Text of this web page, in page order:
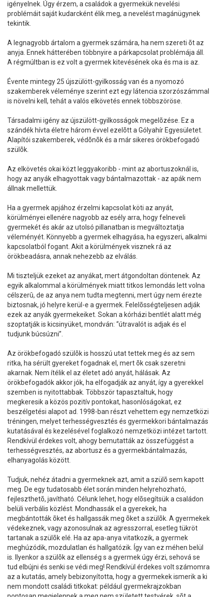
igényelnek. Úgy érzem, a családok a gyermekük nevelési
problémáit saját kudarcként élik meg, a nevelést magánügynek
tekintik.
A legnagyobb ártalom a gyermek számára, ha nem szereti õt az
anyja. Ennek hátterében többnyire a párkapcsolat problémája áll.
A régmúltban is ez volt a gyermek kitevésének oka és ma is az.
Évente mintegy 25 újszülött-gyilkosság van és a nyomozó
szakemberek véleménye szerint ezt egy látencia szorzószámmal
is növelni kell, tehát a valós elkövetés ennek többszöröse.
Társadalmi igény az újszülött-gyilkosságok megelõzése. Ez a
szándék hívta életre három évvel ezelõtt a Gólyahír Egyesületet.
Alapítói szakemberek, védõnõk és a már sikeres örökbefogadó
szülõk.
Az elkövetés okai közt leggyakoribb - mint az abortuszoknál is,
hogy az anyák elhagyottak vagy bántalmazottak - az apák nem
állnak mellettük.
Ha a gyermek apjához érzelmi kapcsolat köti az anyát,
körülményei ellenére nagyobb az esély arra, hogy felneveli
gyermekét és akár az utolsó pillanatban is megváltoztatja
véleményét. Könnyebb a gyermek elhagyása, ha egyszeri, alkalmi
kapcsolatból fogant. Akit a körülmények visznek rá az
örökbeadásra, annak nehezebb az elválás.
Mi tiszteljük ezeket az anyákat, mert átgondoltan döntenek. Az
egyik alkalommal a körülmények miatt titkos lemondás lett volna
célszerû, de az anya nem tudta megtenni, mert úgy nem érezte
biztosnak, jó helyre kerül-e a gyermek. Felelõsségteljesen adják
ezek az anyák gyermekeiket. Sokan a kórházi bentlét alatt még
szoptatják is kicsinyüket, mondván: “útravalót is adjak és el
tudjunk búcsúzni”.
Az örökbefogadó szülõk is hosszú utat tettek meg és az sem
ritka, ha sérült gyereket fogadnak el, mert õk csak szeretni
akarnak. Nem ítélik el az életet adó anyát, hálásak. Az
örökbefogadók akkor jók, ha elfogadják az anyát, így a gyerekkel
szemben is nyitottabbak. Többször tapasztaltuk, hogy
megkeresik a közös pozitív pontokat, hasonlóságokat, ez
beszélgetési alapot ad. 1998-ban részt vehettem egy nemzetközi
tréningen, melyet terhességvesztés és gyermekkori bántalmazás
kutatásával és kezelésével foglalkozó nemzetközi intézet tartott.
Rendkívül érdekes volt, ahogy bemutatták az összefüggést a
terhességvesztés, az abortusz és a gyermekbántalmazás,
elhanyagolás között.
Tudjuk, nehéz átadni a gyermeknek azt, amit a szülõ sem kapott
meg. De egy tudatosabb élet során minden helyrehozható,
fejleszthetõ, javítható. Célunk lehet, hogy elõsegítsük a családon
belüli verbális közlést. Mondhassák el a gyerekek, ha
megbántották õket és hallgassák meg õket a szülõk. A gyermekek
védekeznek, vagy azonosulnak az agresszorral, esetleg tükröt
tartanak a szülõk elé. Ha az apa-anya vitatkozik, a gyermek
meghúzódik, mozdulatlan és hallgatózik. Így van ez méhen belül
is. Ilyenkor a szülõk az ellenség s a gyermek úgy érzi, sehová se
tud elbújni és senki se védi meg! Rendkívül érdekes volt számomra
az a kutatás, amely bebizonyította, hogy a gyermekek ismerik a ki
nem mondott családi titkokat: például gyermekrajzokban